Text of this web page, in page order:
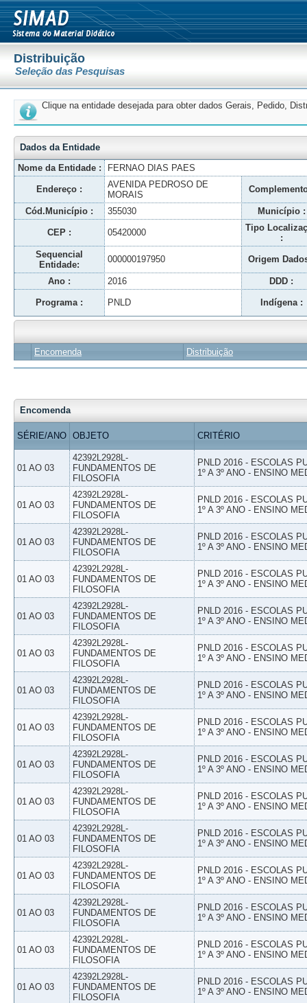
Distribuição
Seleção das Pesquisas
Clique na entidade desejada para obter dados Gerais, Pedido,
Dados da Entidade
Nome da Entidade :
FERNAO DIAS PAES
Endereço :
AVENIDA PEDROSO DE
MORAIS
Cód.Município : 355030 Município :
CEP : 05420000
Tipo
:
Sequencial
Entidade:
000000197950 Origem
Ano : 2016 DDD :
Programa : PNLD Indígena :
Encomenda Distribuição
Encomenda
SÉRIE/ANO OBJETO CRITÉRIO
01 AO 03
42392L2928L-
FUNDAMENTOS DE
FILOSOFIA
PNLD 2016 - ESCOLAS
1º A 3º ANO - ENSINO
01 AO 03
42392L2928L-
FUNDAMENTOS DE
FILOSOFIA
PNLD 2016 - ESCOLAS
1º A 3º ANO - ENSINO
01 AO 03
42392L2928L-
FUNDAMENTOS DE
FILOSOFIA
PNLD 2016 - ESCOLAS
1º A 3º ANO - ENSINO
01 AO 03
42392L2928L-
FUNDAMENTOS DE
FILOSOFIA
PNLD 2016 - ESCOLAS
1º A 3º ANO - ENSINO
01 AO 03
42392L2928L-
FUNDAMENTOS DE
FILOSOFIA
PNLD 2016 - ESCOLAS
1º A 3º ANO - ENSINO
01 AO 03
42392L2928L-
FUNDAMENTOS DE
FILOSOFIA
PNLD 2016 - ESCOLAS
1º A 3º ANO - ENSINO
01 AO 03
42392L2928L-
FUNDAMENTOS DE
FILOSOFIA
PNLD 2016 - ESCOLAS
1º A 3º ANO - ENSINO
01 AO 03
42392L2928L-
FUNDAMENTOS DE
FILOSOFIA
PNLD 2016 - ESCOLAS
1º A 3º ANO - ENSINO
01 AO 03
42392L2928L-
FUNDAMENTOS DE
FILOSOFIA
PNLD 2016 - ESCOLAS
1º A 3º ANO - ENSINO
01 AO 03
42392L2928L-
FUNDAMENTOS DE
FILOSOFIA
PNLD 2016 - ESCOLAS
1º A 3º ANO - ENSINO
01 AO 03
42392L2928L-
FUNDAMENTOS DE
FILOSOFIA
PNLD 2016 - ESCOLAS
1º A 3º ANO - ENSINO
01 AO 03
42392L2928L-
FUNDAMENTOS DE
FILOSOFIA
PNLD 2016 - ESCOLAS
1º A 3º ANO - ENSINO
01 AO 03
42392L2928L-
FUNDAMENTOS DE
FILOSOFIA
PNLD 2016 - ESCOLAS
1º A 3º ANO - ENSINO
01 AO 03
42392L2928L-
FUNDAMENTOS DE
FILOSOFIA
PNLD 2016 - ESCOLAS
1º A 3º ANO - ENSINO
01 AO 03
42392L2928L-
FUNDAMENTOS DE
FILOSOFIA
PNLD 2016 - ESCOLAS
1º A 3º ANO - ENSINO